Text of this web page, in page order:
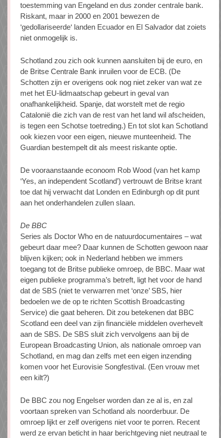
toestemming van Engeland en dus zonder centrale bank.
Riskant, maar in 2000 en 2001 bewezen de
‘gedollariseerde‘ landen Ecuador en El Salvador dat zoiets
niet onmogelijk is.
Schotland zou zich ook kunnen aansluiten bij de euro, en
de Britse Centrale Bank inruilen voor de ECB. (De
Schotten zijn er overigens ook nog niet zeker van wat ze
met het EU-lidmaatschap gebeurt in geval van
onafhankelijkheid. Spanje, dat worstelt met de regio
Catalonië die zich van de rest van het land wil afscheiden,
is tegen een Schotse toetreding.) En tot slot kan Schotland
ook kiezen voor een eigen, nieuwe munteenheid. The
Guardian bestempelt dit als meest riskante optie.
De vooraanstaande econoom Rob Wood (van het kamp
‘Yes, an independent Scotland’) vertrouwt de Britse krant
toe dat hij verwacht dat Londen en Edinburgh op dit punt
aan het onderhandelen zullen slaan.
De BBC
Series als Doctor Who en de natuurdocumentaires – wat
gebeurt daar mee? Daar kunnen de Schotten gewoon naar
blijven kijken; ook in Nederland hebben we immers
toegang tot de Britse publieke omroep, de BBC. Maar wat
eigen publieke programma’s betreft, ligt het voor de hand
dat de SBS (niet te verwarren met ‘onze’ SBS, hier
bedoelen we de op te richten Scottish Broadcasting
Service) die gaat beheren. Dit zou betekenen dat BBC
Scotland een deel van zijn financiële middelen overhevelt
aan de SBS. De SBS sluit zich vervolgens aan bij de
European Broadcasting Union, als nationale omroep van
Schotland, en mag dan zelfs met een eigen inzending
komen voor het Eurovisie Songfestival. (Een vrouw met
een kilt?)
De BBC zou nog Engelser worden dan ze al is, en zal
voortaan spreken van Schotland als noorderbuur. De
omroep lijkt er zelf overigens niet voor te porren. Recent
werd ze ervan beticht in haar berichtgeving niet neutraal te